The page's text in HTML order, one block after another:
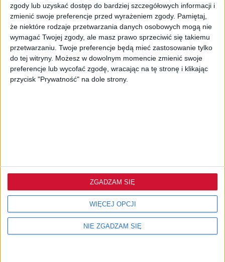
zgody lub uzyskać dostęp do bardziej szczegółowych informacji i
zmienić swoje preferencje przed wyrażeniem zgody. Pamiętaj,
że niektóre rodzaje przetwarzania danych osobowych mogą nie
wymagać Twojej zgody, ale masz prawo sprzeciwić się takiemu
przetwarzaniu. Twoje preferencje będą mieć zastosowanie tylko
do tej witryny. Możesz w dowolnym momencie zmienić swoje
preferencje lub wycofać zgodę, wracając na tę stronę i klikając
przycisk "Prywatność" na dole strony.
WIĘCEJ OPCJI
NIE ZGADZAM SIĘ
ZGADZAM SIĘ
KONTAKT: